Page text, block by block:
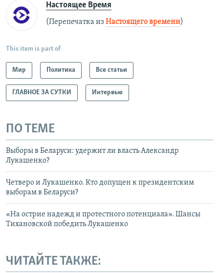
Настоящее Время
(Перепечатка из Настоящего времени)
This item is part of
Мир Политика Все статьи
ГЛАВНОЕ ЗА СУТКИ Интервью
ПО ТЕМЕ
Выборы в Беларуси: удержит ли власть Александр
Лукашенко?
Четверо и Лукашенко. Кто допущен к президентским
выборам в Беларуси?
«На острие надежд и протестного потенциала». Шансы
Тихановской победить Лукашенко
ЧИТАЙТЕ ТАКЖЕ: